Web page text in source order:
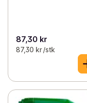
87,30 kr
87,30 kr /stk